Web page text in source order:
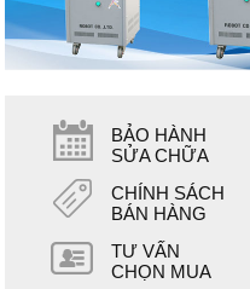
BẢO HÀNH
SỬA CHỮA
CHÍNH SÁCH
BÁN HÀNG
TƯ VẤN
CHỌN MUA